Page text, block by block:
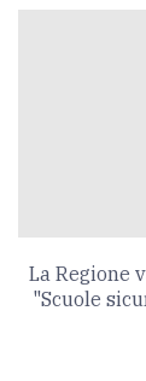
La Regione
"Scuole